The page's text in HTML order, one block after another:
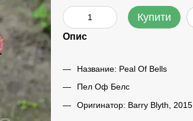
Купити
Опис
Название: Peal Of Bells
Пел Оф Белс
Оригинатор: Barry Blyth, 2015